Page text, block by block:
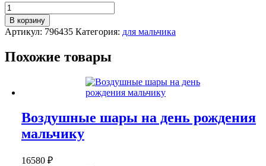
Количество
НАБОР
ВОЗДУШНЫХ
ШАРОВ
МИРЕ
В корзину
Артикул: 796435 Категория: для мальчика
Похожие товары
Воздушные шары на день рождения
мальчику
16580 ₽